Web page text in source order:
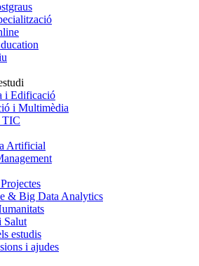
i Edificació
i Multimèdia
TIC
Artificial
& Big Data Analytics
Salut
estudis
i ajudes